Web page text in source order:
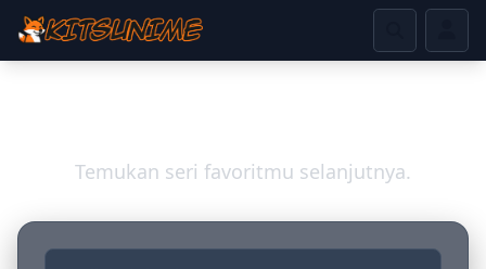
Temukan seri favoritmu selanjutnya.